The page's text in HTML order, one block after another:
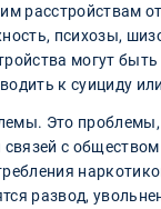
расстройствам
психозы,
могут
к суициду
Это
связей с
развод,